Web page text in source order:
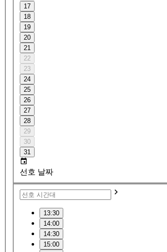
17
18
19
20
21
22
23
24
25
26
27
28
29
30
31
선호 날짜
13:30
14:00
14:30
15:00